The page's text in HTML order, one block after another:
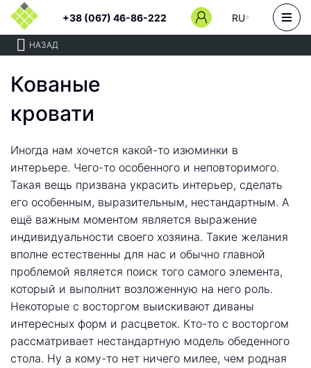
+38 (067) 46-86-222 RU
НАЗАД
Кованые
кровати
Иногда нам хочется какой-то изюминки в
интерьере. Чего-то особенного и неповторимого.
Такая вещь призвана украсить интерьер, сделать
его особенным, выразительным, нестандартным. А
ещё важным моментом является выражение
индивидуальности своего хозяина. Такие желания
вполне естественны для нас и обычно главной
проблемой является поиск того самого элемента,
который и выполнит возложенную на него роль.
Некоторые с восторгом выискивают диваны
интересных форм и расцветок. Кто-то с восторгом
рассматривает нестандартную модель обеденного
стола. Ну а кому-то нет ничего милее, чем родная